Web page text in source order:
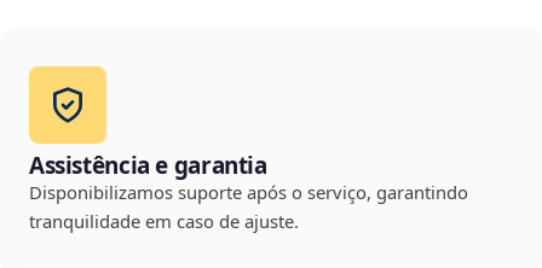
Assistência e garantia
Disponibilizamos suporte após o serviço, garantindo
tranquilidade em caso de ajuste.